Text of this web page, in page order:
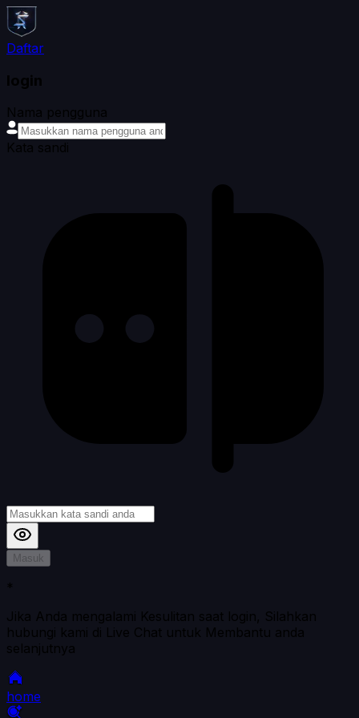
Daftar
login
Nama pengguna
Kata sandi
Masuk
*
Jika Anda mengalami Kesulitan saat login, Silahkan
hubungi kami di Live Chat untuk Membantu anda
selanjutnya
home